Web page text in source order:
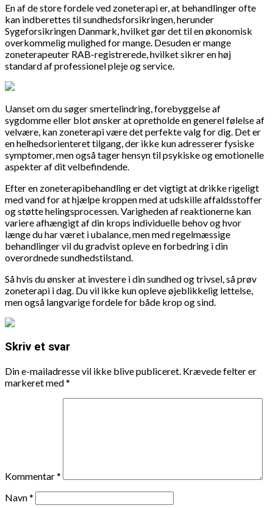
En af de store fordele ved zoneterapi er, at behandlinger ofte
kan indberettes til sundhedsforsikringen, herunder
Sygeforsikringen Danmark, hvilket gør det til en økonomisk
overkommelig mulighed for mange. Desuden er mange
zoneterapeuter RAB-registrerede, hvilket sikrer en høj
standard af professionel pleje og service.
Uanset om du søger smertelindring, forebyggelse af
sygdomme eller blot ønsker at opretholde en generel følelse af
velvære, kan zoneterapi være det perfekte valg for dig. Det er
en helhedsorienteret tilgang, der ikke kun adresserer fysiske
symptomer, men også tager hensyn til psykiske og emotionelle
aspekter af dit velbefindende.
Efter en zoneterapibehandling er det vigtigt at drikke rigeligt
med vand for at hjælpe kroppen med at udskille affaldsstoffer
og støtte helingsprocessen. Varigheden af ​​reaktionerne kan
variere afhængigt af din krops individuelle behov og hvor
længe du har været i ubalance, men med regelmæssige
behandlinger vil du gradvist opleve en forbedring i din
overordnede sundhedstilstand.
Så hvis du ønsker at investere i din sundhed og trivsel, så prøv
zoneterapi i dag. Du vil ikke kun opleve øjeblikkelig lettelse,
men også langvarige fordele for både krop og sind.
Skriv et svar
Din e-mailadresse vil ikke blive publiceret. Krævede felter er
markeret med*
Kommentar*
Navn*